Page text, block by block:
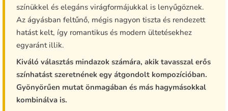
színükkel és elegáns virágformájukkal is lenyűgöznek.
Az ágyásban feltűnő, mégis nagyon tiszta és rendezett
hatást kelt, így romantikus és modern ültetésekhez
egyaránt illik.
Kiváló választás mindazok számára, akik tavasszal erős
színhatást szeretnének egy átgondolt kompozícióban.
Gyönyörűen mutat önmagában és más hagymásokkal
kombinálva is.